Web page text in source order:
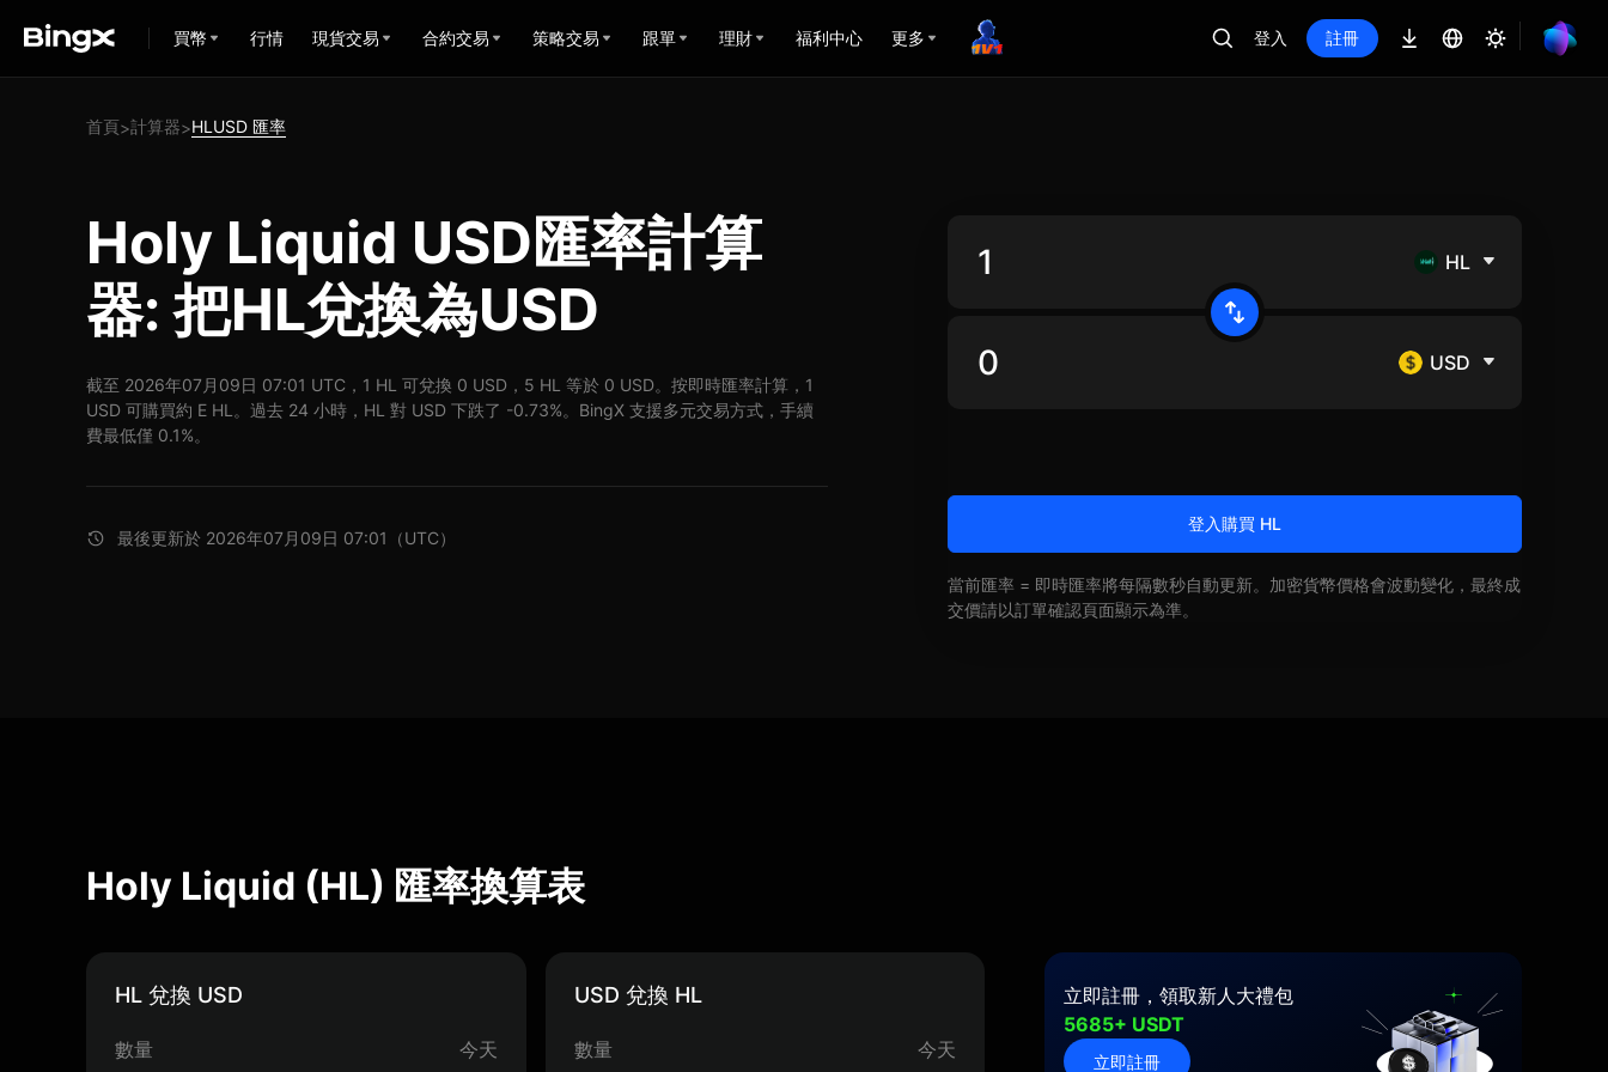
買幣 行情 現貨交易 合約交易 策略交易 跟單 理財 福利中心 更多 登入 註冊
首頁>計算器>HLUSD 匯率
Holy Liquid USD匯率計算
器: 把HL兌換為USD
截至 2026年07月09日 07:01 UTC，1 HL 可兌換 0 USD，5 HL 等於 0 USD。按即時匯率計算，1
USD 可購買約 E HL。過去 24 小時，HL 對 USD 下跌了 -0.73%。BingX 支援多元交易方式，手續
費最低僅 0.1%。
最後更新於 2026年07月09日 07:01（UTC）
HL
USD
登入購買 HL
當前匯率 = 即時匯率將每隔數秒自動更新。加密貨幣價格會波動變化，最終成
交價請以訂單確認頁面顯示為準。
Holy Liquid (HL) 匯率換算表
HL 兌換 USD
數量 今天
USD 兌換 HL
數量 今天
立即註冊，領取新人大禮包
5685+ USDT
立即註冊